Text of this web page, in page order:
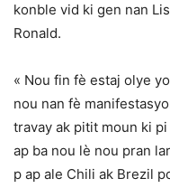
konble vid ki gen nan
Ronald.
« Nou fin fè estaj olye
nou nan fè
travay ak pitit moun ki
ap ba nou lè nou pran
p ap ale Chili ak Brezil